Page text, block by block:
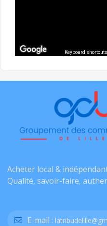
Keyboard shortcuts
Acheter local &
Qualité, savoir-faire,
E-mail :